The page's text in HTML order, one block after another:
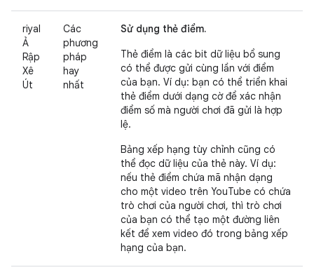
riyal
Ả
Rập
Xê
Út
Các
phương
pháp
hay
nhất
Sử dụng thẻ điểm.
Thẻ điểm là các bit dữ liệu bổ sung
có thể được gửi cùng lần với điểm
của bạn. Ví dụ: bạn có thể triển khai
thẻ điểm dưới dạng cờ để xác nhận
điểm số mà người chơi đã gửi là hợp
lệ.
Bảng xếp hạng tùy chỉnh cũng có
thể đọc dữ liệu của thẻ này. Ví dụ:
nếu thẻ điểm chứa mã nhận dạng
cho một video trên YouTube có chứa
trò chơi của người chơi, thì trò chơi
của bạn có thể tạo một đường liên
kết để xem video đó trong bảng xếp
hạng của bạn.